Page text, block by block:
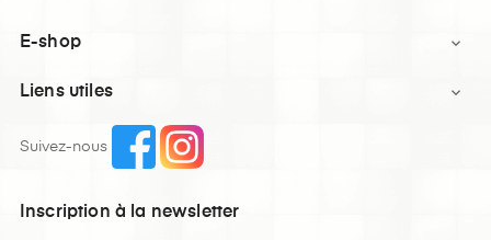
E-shop 
Liens utiles 
Suivez-nous
Inscription à la newsletter